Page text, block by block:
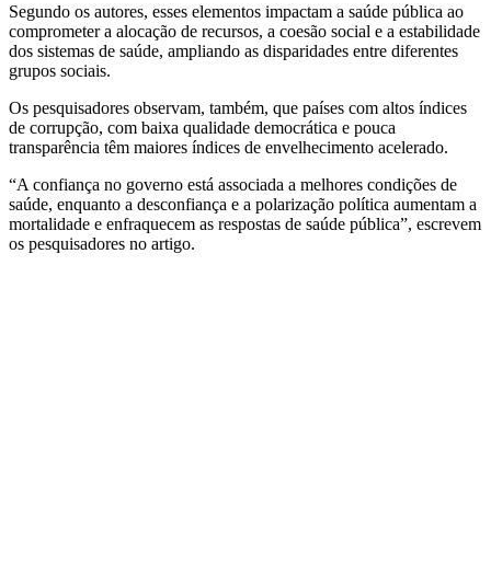
Segundo os autores, esses elementos impactam a saúde pública ao
comprometer a alocação de recursos, a coesão social e a estabilidade
dos sistemas de saúde, ampliando as disparidades entre diferentes
grupos sociais.
Os pesquisadores observam, também, que países com altos índices
de corrupção, com baixa qualidade democrática e pouca
transparência têm maiores índices de envelhecimento acelerado.
“A confiança no governo está associada a melhores condições de
saúde, enquanto a desconfiança e a polarização política aumentam a
mortalidade e enfraquecem as respostas de saúde pública”, escrevem
os pesquisadores no artigo.